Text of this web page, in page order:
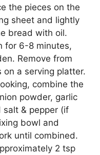
the pieces on the
sheet and lightly
bread with oil.
for 6-8 minutes,
Remove from
on a serving platter.
combine the
powder, garlic
salt & pepper (if
bowl and
until combined.
2 tsp